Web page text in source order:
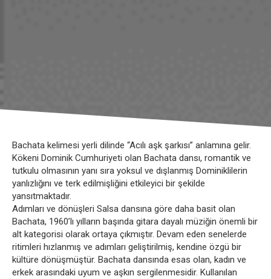
Bachata kelimesi yerli dilinde “Acılı aşk şarkısı” anlamına gelir.
Kökeni Dominik Cumhuriyeti olan Bachata dansı, romantik ve
tutkulu olmasının yanı sıra yoksul ve dışlanmış Dominiklilerin
yanlızlığını ve terk edilmişliğini etkileyici bir şekilde
yansıtmaktadır.
Adımları ve dönüşleri Salsa dansına göre daha basit olan
Bachata, 1960’lı yılların başında gitara dayalı müziğin önemli bir
alt kategorisi olarak ortaya çıkmıştır. Devam eden senelerde
ritimleri hızlanmış ve adımları geliştirilmiş, kendine özgü bir
kültüre dönüşmüştür. Bachata dansında esas olan, kadın ve
erkek arasındaki uyum ve aşkın sergilenmesidir. Kullanılan